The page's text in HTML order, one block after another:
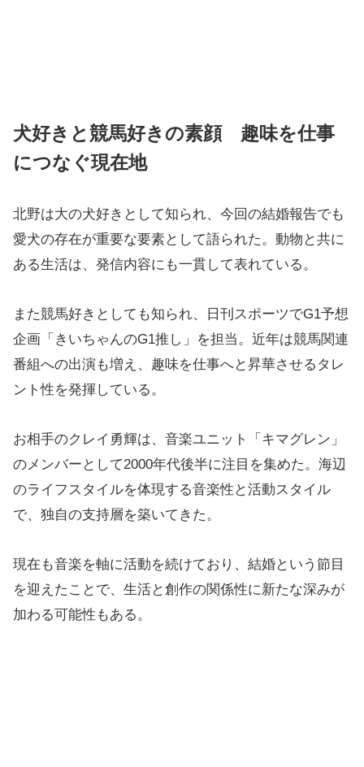
犬好きと競馬好きの素顔 趣味を仕事
につなぐ現在地
北野は大の犬好きとして知られ、今回の結婚報告でも
愛犬の存在が重要な要素として語られた。動物と共に
ある生活は、発信内容にも一貫して表れている。
また競馬好きとしても知られ、日刊スポーツでG1予想
企画「きいちゃんのG1推し」を担当。近年は競馬関連
番組への出演も増え、趣味を仕事へと昇華させるタレ
ント性を発揮している。
お相手のクレイ勇輝は、音楽ユニット「キマグレン」
のメンバーとして2000年代後半に注目を集めた。海辺
のライフスタイルを体現する音楽性と活動スタイル
で、独自の支持層を築いてきた。
現在も音楽を軸に活動を続けており、結婚という節目
を迎えたことで、生活と創作の関係性に新たな深みが
加わる可能性もある。